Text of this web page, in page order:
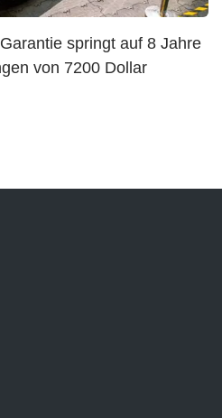
springt auf 8 Jahre
von 7200 Dollar